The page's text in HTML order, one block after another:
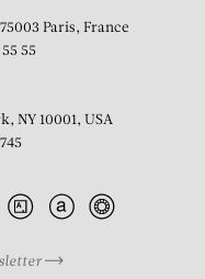
75003 Paris, France
55
NY 10001, USA